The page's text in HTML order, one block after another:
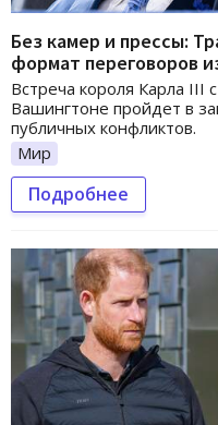
Без камер и прессы:
формат переговоров
Встреча короля Карла
Вашингтоне пройдет в
публичных конфликтов.
Мир
Подробнее